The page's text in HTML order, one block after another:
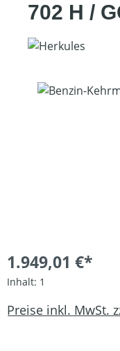
702 H /
Bildergalerie
1.949,01 €*
Inhalt: 1
Preise inkl. MwSt.